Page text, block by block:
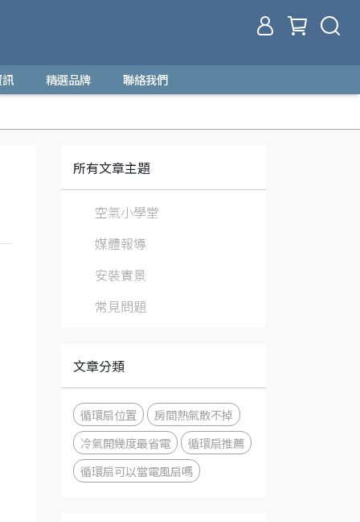
精選品牌 聯絡我們
所有文章主題
空氣小學堂
媒體報導
安裝實景
常見問題
文章分類
循環扇位置
房間熱氣散不掉
冷氣開幾度最省電
循環扇推薦
循環扇可以當電風扇嗎